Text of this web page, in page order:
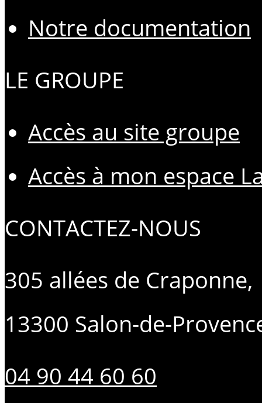
Notre documentation
LE GROUPE
Accès au site groupe
Accès à mon espace
CONTACTEZ-NOUS
305 allées de Craponne,
13300 Salon-de-
04 90 44 60 60